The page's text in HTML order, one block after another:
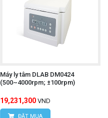
Máy ly tâm DLAB DM0424
(500~4000rpm; ±100rpm)
19,231,300 VND
ĐẶT MUA